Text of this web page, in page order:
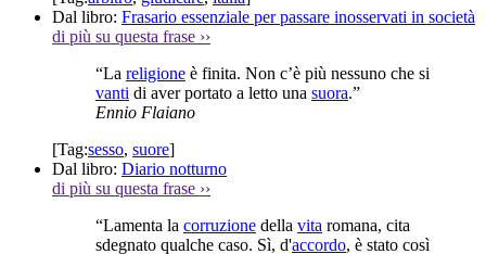
Dal libro: Frasario essenziale per passare inosservati in società
di più su questa frase ››
“La religione è finita. Non c’è più nessuno che si
vanti di aver portato a letto una suora.”
Ennio Flaiano
[Tag:sesso, suore]
Dal libro: Diario notturno
di più su questa frase ››
“Lamenta la corruzione della vita romana, cita
sdegnato qualche caso. Sì, d'accordo, è stato così